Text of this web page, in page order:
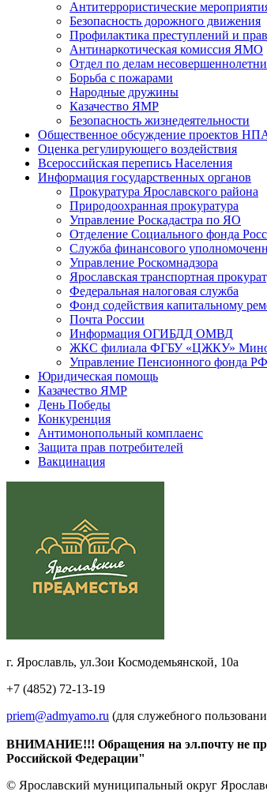
Антитеррористические
Безопасность дорожного движения
Профилактика преступлений и
Антинаркотическая комиссия ЯМО
Отдел по делам
Борьба с пожарами
Народные дружины
Казачество ЯМР
Безопасность жизнедеятельности
Общественное обсуждение проектов
Оценка регулирующего воздействия
Всероссийская перепись Населения
Информация государственных органов
Прокуратура Ярославского района
Природоохранная прокуратура
Управление Роскадастра по ЯО
Отделение Социального фонда
Служба финансового
Управление Роскомнадзора
Ярославская транспортная
Федеральная налоговая служба
Фонд содействия капитальному
Почта России
Информация ОГИБДД ОМВД
ЖКС филиала ФГБУ «ЦЖКУ»
Управление Пенсионного фонда
Юридическая помощь
Казачество ЯМР
День Победы
Конкуренция
Антимонопольный комплаенс
Защита прав потребителей
Вакцинация
г. Ярославль, ул.Зои Космодемьянской, 10а
+7 (4852) 72-13-19
priem@admyamo.ru (для служебного
ВНИМАНИЕ!!! Обращения на эл.почту не
Российской Федерации"
© Ярославский муниципальный округ